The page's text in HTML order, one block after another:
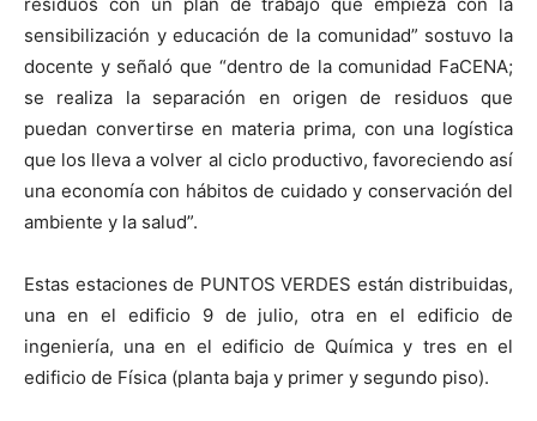
sensibilización y educación de la comunidad” sostuvo la
docente y señaló que “dentro de la comunidad FaCENA;
se realiza la separación en origen de residuos que
puedan convertirse en materia prima, con una logística
que los lleva a volver al ciclo productivo, favoreciendo así
una economía con hábitos de cuidado y conservación del
ambiente y la salud”.
Estas estaciones de PUNTOS VERDES están distribuidas,
una en el edificio 9 de julio, otra en el edificio de
ingeniería, una en el edificio de Química y tres en el
edificio de Física (planta baja y primer y segundo piso).